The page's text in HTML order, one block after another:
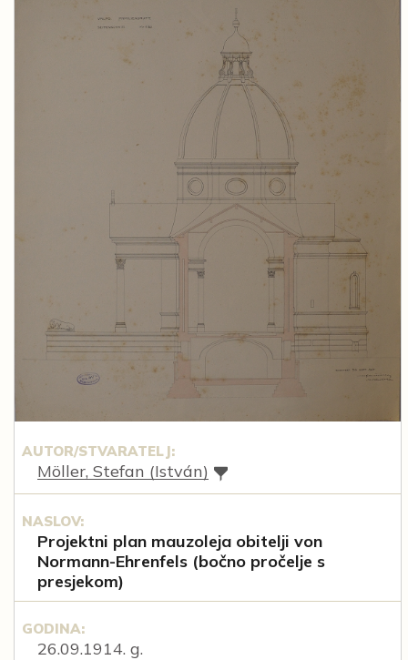
AUTOR/STVARATELJ:
Möller, Stefan (István)
NASLOV:
Projektni plan mauzoleja obitelji von
Normann-Ehrenfels (bočno pročelje s
presjekom)
GODINA:
26.09.1914. g.